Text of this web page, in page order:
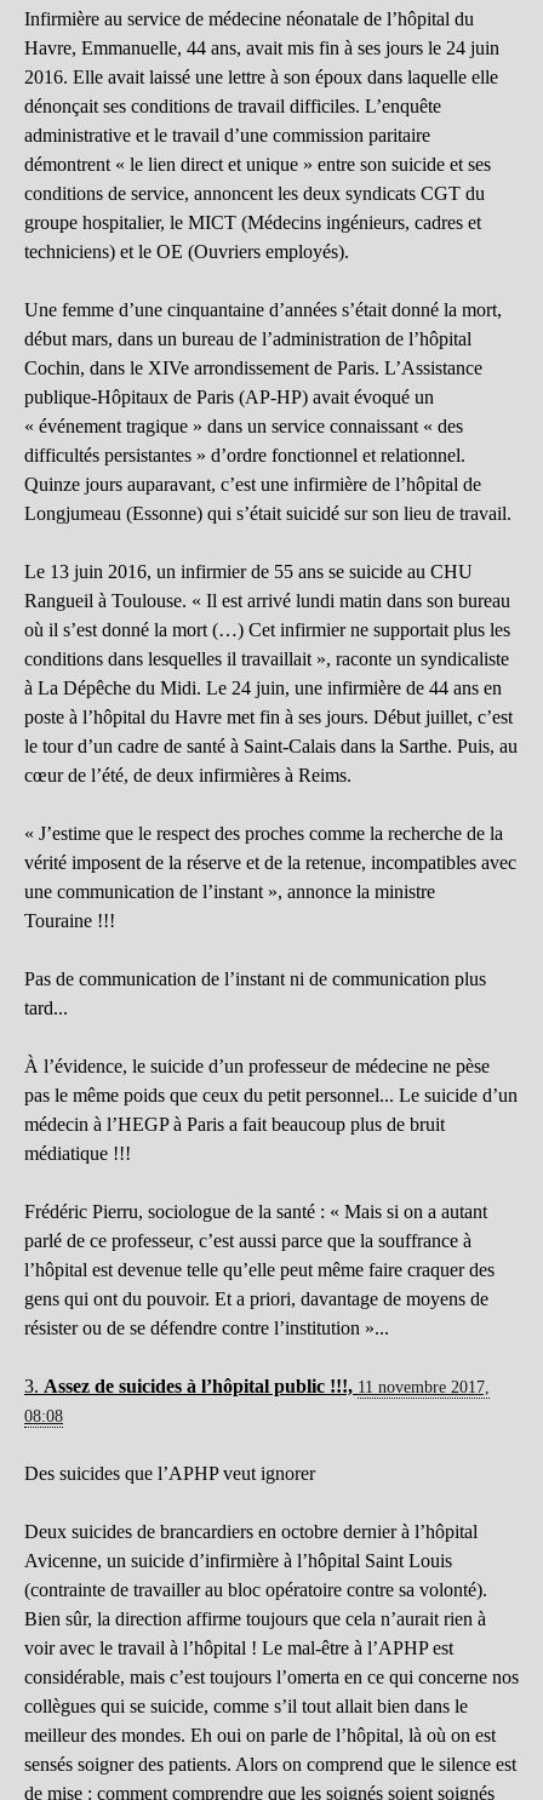
Infirmière au service de médecine néonatale de l’hôpital du
Havre, Emmanuelle, 44 ans, avait mis fin à ses jours le 24 juin
2016. Elle avait laissé une lettre à son époux dans laquelle elle
dénonçait ses conditions de travail difficiles. L’enquête
administrative et le travail d’une commission paritaire
démontrent « le lien direct et unique » entre son suicide et ses
conditions de service, annoncent les deux syndicats CGT du
groupe hospitalier, le MICT (Médecins ingénieurs, cadres et
techniciens) et le OE (Ouvriers employés).
Une femme d’une cinquantaine d’années s’était donné la mort,
début mars, dans un bureau de l’administration de l’hôpital
Cochin, dans le XIVe arrondissement de Paris. L’Assistance
publique-Hôpitaux de Paris (AP-HP) avait évoqué un
« événement tragique » dans un service connaissant « des
difficultés persistantes » d’ordre fonctionnel et relationnel.
Quinze jours auparavant, c’est une infirmière de l’hôpital de
Longjumeau (Essonne) qui s’était suicidé sur son lieu de travail.
Le 13 juin 2016, un infirmier de 55 ans se suicide au CHU
Rangueil à Toulouse. « Il est arrivé lundi matin dans son bureau
où il s’est donné la mort (…) Cet infirmier ne supportait plus les
conditions dans lesquelles il travaillait », raconte un syndicaliste
à La Dépêche du Midi. Le 24 juin, une infirmière de 44 ans en
poste à l’hôpital du Havre met fin à ses jours. Début juillet, c’est
le tour d’un cadre de santé à Saint-Calais dans la Sarthe. Puis, au
cœur de l’été, de deux infirmières à Reims.
« J’estime que le respect des proches comme la recherche de la
vérité imposent de la réserve et de la retenue, incompatibles avec
une communication de l’instant », annonce la ministre
Touraine !!!
Pas de communication de l’instant ni de communication plus
tard...
À l’évidence, le suicide d’un professeur de médecine ne pèse
pas le même poids que ceux du petit personnel... Le suicide d’un
médecin à l’HEGP à Paris a fait beaucoup plus de bruit
médiatique !!!
Frédéric Pierru, sociologue de la santé : « Mais si on a autant
parlé de ce professeur, c’est aussi parce que la souffrance à
l’hôpital est devenue telle qu’elle peut même faire craquer des
gens qui ont du pouvoir. Et a priori, davantage de moyens de
résister ou de se défendre contre l’institution »...
3. Assez de suicides à l’hôpital public !!!, 11 novembre 2017,
08:08
Des suicides que l’APHP veut ignorer
Deux suicides de brancardiers en octobre dernier à l’hôpital
Avicenne, un suicide d’infirmière à l’hôpital Saint Louis
(contrainte de travailler au bloc opératoire contre sa volonté).
Bien sûr, la direction affirme toujours que cela n’aurait rien à
voir avec le travail à l’hôpital ! Le mal-être à l’APHP est
considérable, mais c’est toujours l’omerta en ce qui concerne nos
collègues qui se suicide, comme s’il tout allait bien dans le
meilleur des mondes. Eh oui on parle de l’hôpital, là où on est
sensés soigner des patients. Alors on comprend que le silence est
de mise : comment comprendre que les soignés soient soignés